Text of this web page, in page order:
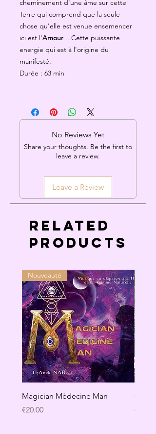
cheminement d'une âme sur cette
Terre qui comprend que la seule
chose qu'elle est venue ensemencer
ici est l'Amour ...Cette puissante
energie qui est à l'origine du
manifesté.
Durée : 63 min
No Reviews Yet
Share your thoughts. Be the first to
leave a review.
Leave a Review
Related
Products
Nouveauté
Magician Mèdecine Man
Price
€20.00
GAÏA
Price
€20.00